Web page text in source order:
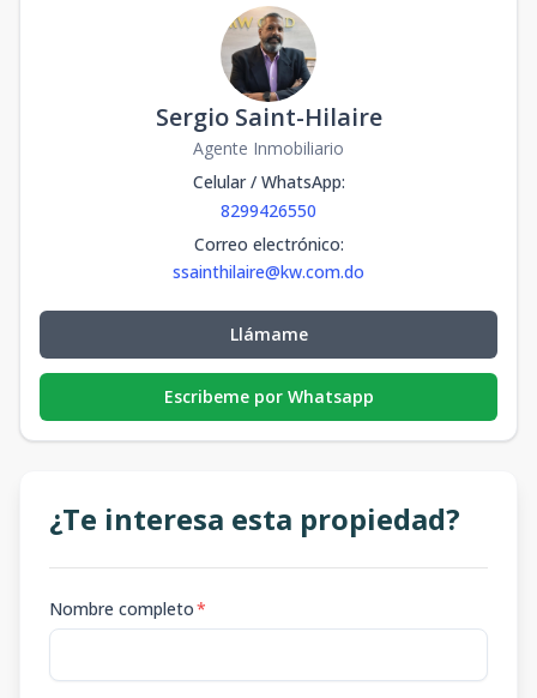
Sergio Saint-Hilaire
Agente Inmobiliario
Celular / WhatsApp:
8299426550
Correo electrónico:
ssainthilaire@kw.com.do
Llámame
Escribeme por Whatsapp
¿Te interesa esta propiedad?
Nombre completo*